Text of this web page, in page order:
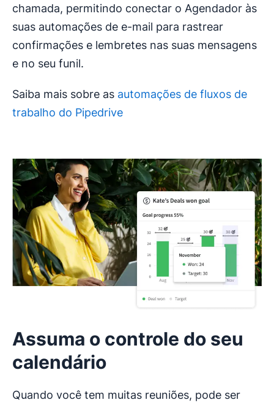
chamada, permitindo conectar o Agendador às
suas automações de e-mail para rastrear
confirmações e lembretes nas suas mensagens
e no seu funil.
Saiba mais sobre as automações de fluxos de
trabalho do Pipedrive
Assuma o controle do seu
calendário
Quando você tem muitas reuniões, pode ser